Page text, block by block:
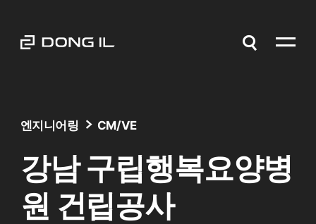
엔지니어링 CM/VE
강남 구립행복요양병
원 건립공사